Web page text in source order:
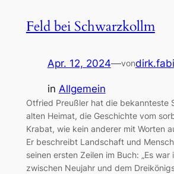
Feld bei Schwarzkollm
Apr. 12, 2024—von
in Allgemein
Otfried Preußler hat die bekannteste
alten Heimat, die Geschichte vom
Krabat, wie kein anderer mit Worten
Er beschreibt Landschaft und
seinen ersten Zeilen im Buch: „Es war
zwischen Neujahr und dem